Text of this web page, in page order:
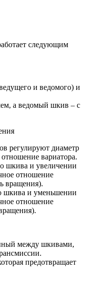
следующим
и ведомого) и
а ведомый шкив – с
регулируют диаметр
вариатора.
шкива и увеличении
отношение
вращения).
шкива и уменьшении
отношение
между шкивами,
предотвращает